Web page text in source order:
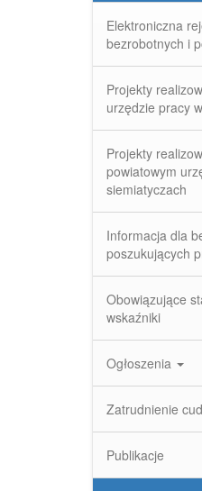
Elektroniczna
bezrobotnych i
Projekty
urzędzie pracy
Projekty
powiatowym
siemiatyczach
Informacja dla
poszukujących
Obowiązujące
wskaźniki
Ogłoszenia
Zatrudnienie
Publikacje